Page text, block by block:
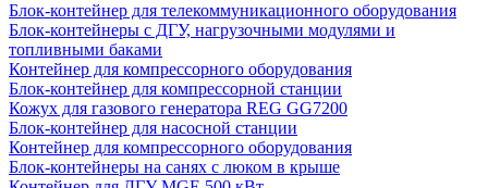
Блок-контейнер для телекоммуникационного оборудования
Блок-контейнеры с ДГУ, нагрузочными модулями и
топливными баками
Контейнер для компрессорного оборудования
Блок-контейнер для компрессорной станции
Кожух для газового генератора REG GG7200
Блок-контейнер для насосной станции
Контейнер для компрессорного оборудования
Блок-контейнеры на санях с люком в крыше